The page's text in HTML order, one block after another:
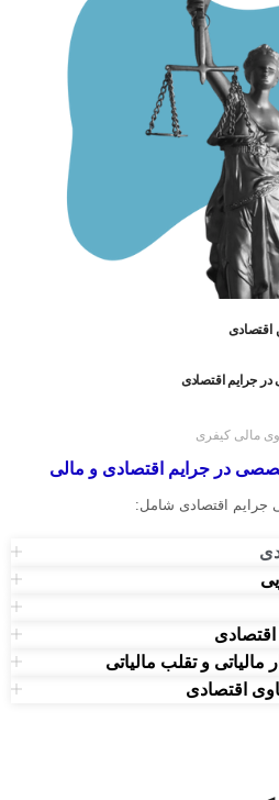
اقتصادی
در جرایم اقتصادی
مالی کیفری
در جرایم اقتصادی و مالی
جرایم اقتصادی شامل:
و تقلب مالیاتی
اقتصادی